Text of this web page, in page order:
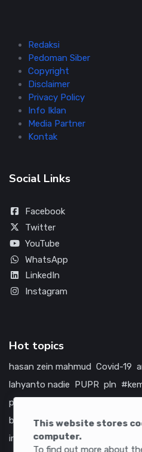
This website stores
computer.
Redaksi
Pedoman Siber
Copyright
Disclaimer
Privacy Policy
Info Iklan
Media Partner
Kontak
Social Links
Facebook
Twitter
YouTube
WhatsApp
LinkedIn
Instagram
Hot topics
hasan zein mahmud Covid-19
lahyanto nadie PUPR pln
prabowo subianto
bumn
jasa marga jtts china
infrastruktur